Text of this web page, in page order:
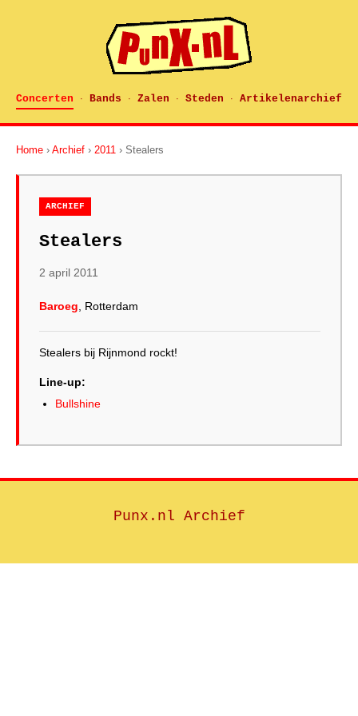
Concerten · Bands · Zalen · Steden · Artikelenarchief
Home › Archief › 2011 › Stealers
ARCHIEF
Stealers
2 april 2011
Baroeg , Rotterdam
Stealers bij Rijnmond rockt!
Line-up:
Bullshine
Punx.nl Archief